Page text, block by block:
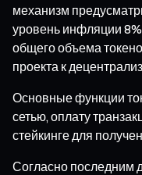
механизм
уровень инфляции
общего объема
проекта к
Основные функции
сетью, оплату
стейкинге для
Согласно последним